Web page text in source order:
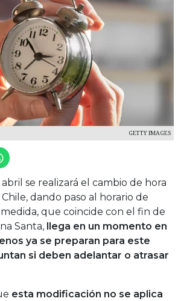
GETTY IMAGES
se realizará el cambio de hora
dando paso al horario de
que coincide con el fin de
Santa,
llega en un momento en
ya se preparan para este
si deben adelantar o atrasar
esta modificación no se aplica